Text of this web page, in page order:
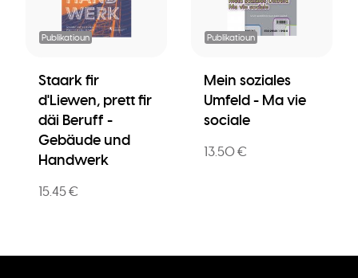
Publikatioun
Staark fir
d'Liewen, prett fir
däi Beruff -
Gebäude und
Handwerk
15.45 €
Publikatioun
Mein soziales
Umfeld - Ma vie
sociale
13.50 €